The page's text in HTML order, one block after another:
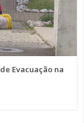
Evacuação na